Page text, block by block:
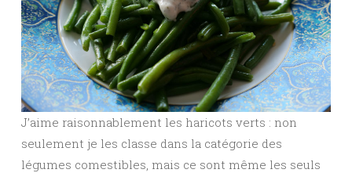
J’aime raisonnablement les haricots verts : non
seulement je les classe dans la catégorie des
légumes comestibles, mais ce sont même les seuls